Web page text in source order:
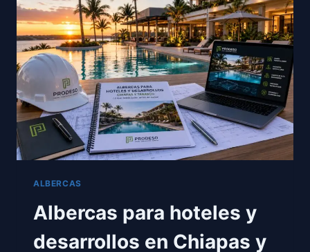
CUESTA
Y
CUÁNDO
SE
PAGA
SOLA.
ALBERCAS
Albercas para hoteles y
desarrollos en Chiapas y